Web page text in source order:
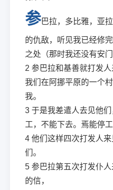
参巴拉，多比雅，亚
的仇敌，听见我已经修
之处（那时我还没有安门
2 参巴拉和基善就打发人
我们在阿挪平原的一个
我。
3 于是我差遣人去见他
工，不能下去。焉能停
4 他们这样四次打发人
们。
5 参巴拉第五次打发仆
的信，